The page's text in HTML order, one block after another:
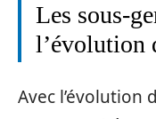
Les sous-
l’évolution
Avec l’évolution